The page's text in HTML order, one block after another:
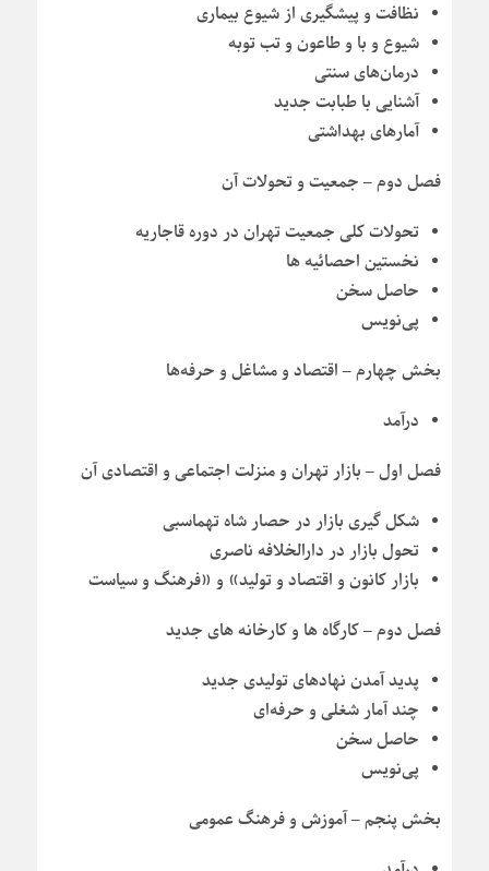
نظافت و پیشگیری از شیوع بیماری
شیوع و با و طاعون و تب توبه
درمان‌های سنتی
آشنایی با طبابت جدید
آمارهای بهداشتی
فصل دوم – جمعیت و تحولات آن
تحولات کلی جمعیت تهران در دوره قاجاریه
نخستین احصائیه ها
حاصل سخن
پی‌نویس
بخش چهارم – اقتصاد و مشاغل و حرفه‌ها
درآمد
فصل اول – بازار تهران و منزلت اجتماعی و اقتصادی آن
شکل گیری بازار در حصار شاه تهماسبی
تحول بازار در دارالخلافه ناصری
بازار کانون و اقتصاد و تولید» و «فرهنگ و سیاست
فصل دوم – کارگاه ها و کارخانه های جدید
پدید آمدن نهادهای تولیدی جدید
چند آمار شغلی و حرفه‌ای
حاصل سخن
پی‌نویس
بخش پنجم – آموزش و فرهنگ عمومی